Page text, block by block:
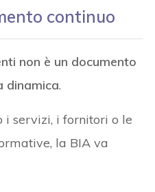
continuo
non è un documento
dinamica.
i servizi, i fornitori o le
la BIA va